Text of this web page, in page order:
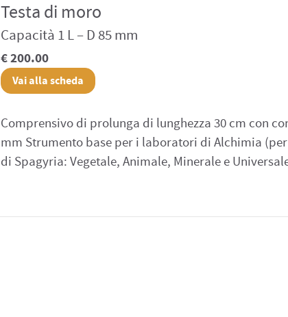
Testa di moro
Capacità 1 L – D 85 mm
€ 200.00
Vai alla scheda
Comprensivo di prolunga di lunghezza 30 cm con
mm Strumento base per i laboratori di Alchimia
di Spagyria: Vegetale, Animale, Minerale e